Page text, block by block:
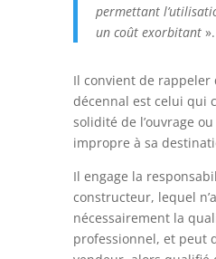
permettant
un coût exorbitant».
Il convient de rappeler
décennal est celui qui
solidité de l’ouvrage
impropre à sa
Il engage la
constructeur, lequel
nécessairement la
professionnel, et peut